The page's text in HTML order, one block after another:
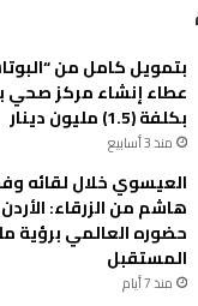
بتمويل كامل من
عطاء إنشاء مركز صحي
بكلفة (1.5) مليون دينار
منذ 3 أسابيع
العيسوي خلال لقائه
هاشم من الزرقاء:
حضوره العالمي برؤية
المستقبل
منذ 7 أيام